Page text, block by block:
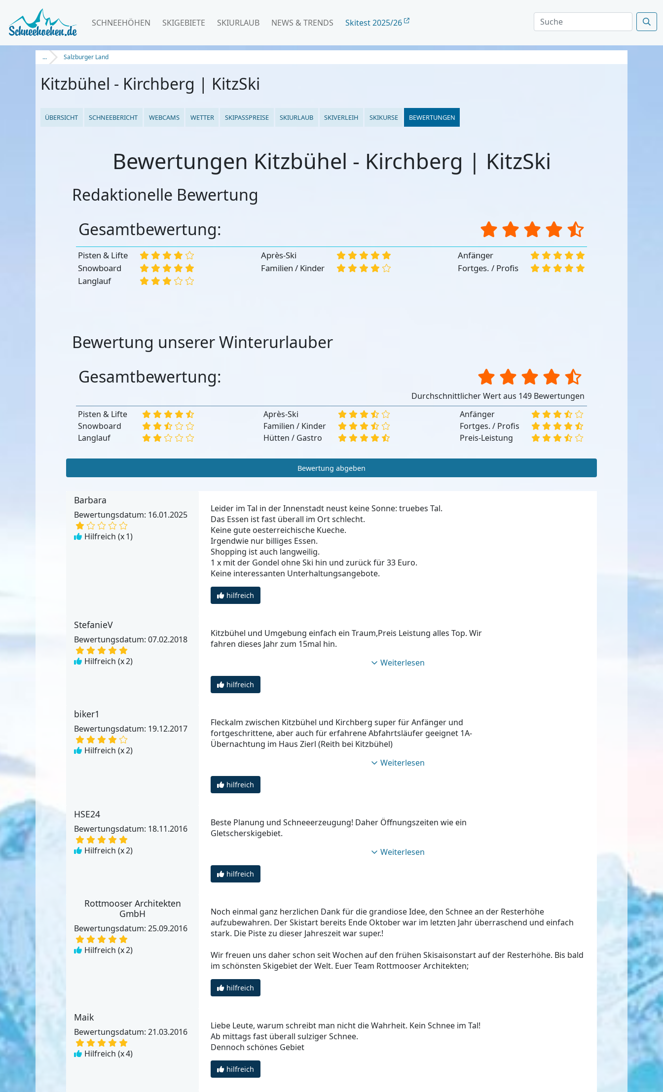
SCHNEEHÖHEN SKIGEBIETE SKIURLAUB NEWS & TRENDS Skitest 2025/26
... Salzburger Land
Kitzbühel - Kirchberg | KitzSki
ÜBERSICHT SCHNEEBERICHT WEBCAMS WETTER SKIPASSPREISE SKIURLAUB SKIVERLEIH SKIKURSE BEWERTUNGEN
Bewertungen Kitzbühel - Kirchberg | KitzSki
Redaktionelle Bewertung
Gesamtbewertung:
Pisten & Lifte
Snowboard
Langlauf
Après-Ski
Familien / Kinder
Anfänger
Fortges. / Profis
Bewertung unserer Winterurlauber
Gesamtbewertung:
Durchschnittlicher Wert aus 149 Bewertungen
Pisten & Lifte
Snowboard
Langlauf
Après-Ski
Familien / Kinder
Hütten / Gastro
Anfänger
Fortges. / Profis
Preis-Leistung
Bewertung abgeben
Barbara
Bewertungsdatum: 16.01.2025
Hilfreich (x1)
Leider im Tal in der Innenstadt neust keine Sonne: truebes Tal.
Das Essen ist fast überall im Ort schlecht.
Keine gute oesterreichische Kueche.
Irgendwie nur billiges Essen.
Shopping ist auch langweilig.
1 x mit der Gondel ohne Ski hin und zurück für 33 Euro.
Keine interessanten Unterhaltungsangebote.
hilfreich
StefanieV
Bewertungsdatum: 07.02.2018
Hilfreich (x2)
Kitzbühel und Umgebung einfach ein Traum,Preis Leistung alles Top. Wir
fahren dieses Jahr zum 15mal hin.
Weiterlesen
hilfreich
biker1
Bewertungsdatum: 19.12.2017
Hilfreich (x2)
Fleckalm zwischen Kitzbühel und Kirchberg super für Anfänger und
fortgeschrittene, aber auch für erfahrene Abfahrtsläufer geeignet 1A-
Übernachtung im Haus Zierl (Reith bei Kitzbühel)
Weiterlesen
hilfreich
HSE24
Bewertungsdatum: 18.11.2016
Hilfreich (x2)
Beste Planung und Schneeerzeugung! Daher Öffnungszeiten wie ein
Gletscherskigebiet.
Weiterlesen
hilfreich
Rottmooser Architekten
GmbH
Bewertungsdatum: 25.09.2016
Hilfreich (x2)
Noch einmal ganz herzlichen Dank für die grandiose Idee, den Schnee an der Resterhöhe
aufzubewahren. Der Skistart bereits Ende Oktober war im letzten Jahr überraschend und einfach
stark. Die Piste zu dieser Jahreszeit war super.!
Wir freuen uns daher schon seit Wochen auf den frühen Skisaisonstart auf der Resterhöhe. Bis bald
im schönsten Skigebiet der Welt. Euer Team Rottmooser Architekten;
hilfreich
Maik
Bewertungsdatum: 21.03.2016
Hilfreich (x4)
Liebe Leute, warum schreibt man nicht die Wahrheit. Kein Schnee im Tal!
Ab mittags fast überall sulziger Schnee.
Dennoch schönes Gebiet
hilfreich